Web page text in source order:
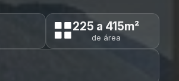
225 a 415m²
de área